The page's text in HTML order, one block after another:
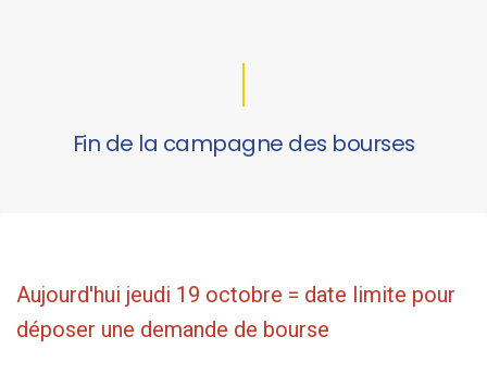
Fin de la campagne des bourses
Aujourd'hui jeudi 19 octobre = date limite pour
déposer une demande de bourse